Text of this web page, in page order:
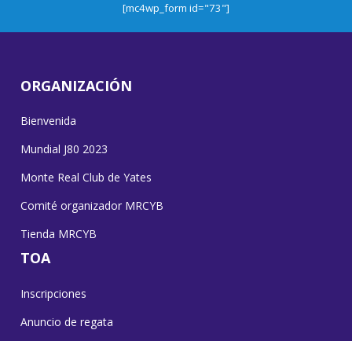
[mc4wp_form id="73"]
ORGANIZACIÓN
Bienvenida
Mundial J80 2023
Monte Real Club de Yates
Comité organizador MRCYB
Tienda MRCYB
TOA
Inscripciones
Anuncio de regata